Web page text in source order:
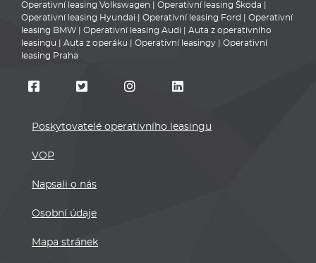
Operativní leasing Volkswagen Operativní leasing Škoda
Operativní leasing Hyundai
Operativní leasing Ford
Operativní
leasing BMW
Operativní leasing Audi
Auta z operativního
leasingu
Auta z operáku Operativní leasingy
Operativní
leasing Praha
Poskytovatelé operativního leasingu
VOP
Napsali o nás
Osobní údaje
Mapa stránek